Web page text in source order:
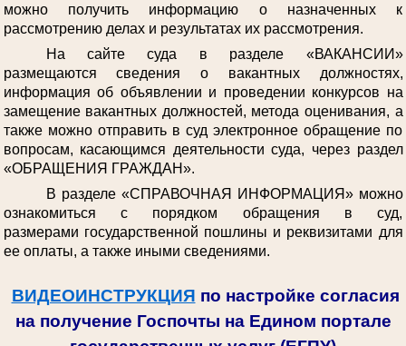
можно получить информацию о назначенных к
рассмотрению делах и результатах их рассмотрения.
На сайте суда в разделе «ВАКАНСИИ»
размещаются сведения о вакантных должностях,
информация об объявлении и проведении конкурсов на
замещение вакантных должностей, метода оценивания, а
также можно отправить в суд электронное обращение по
вопросам, касающимся деятельности суда, через раздел
«ОБРАЩЕНИЯ ГРАЖДАН».
В разделе «СПРАВОЧНАЯ ИНФОРМАЦИЯ» можно
ознакомиться с порядком обращения в суд,
размерами государственной пошлины и реквизитами для
ее оплаты, а также иными сведениями.
ВИДЕОИНСТРУКЦИЯ по настройке согласия
на получение Госпочты на Едином портале